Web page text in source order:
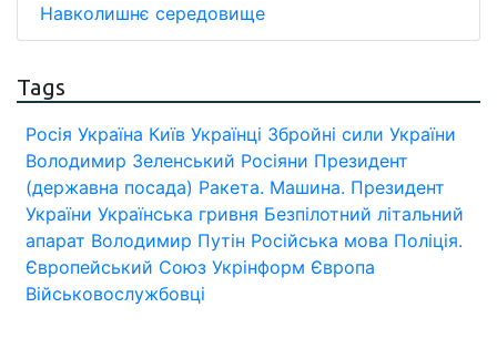
Навколишнє середовище
Tags
Росія Україна Київ Українці Збройні сили України
Володимир Зеленський Росіяни Президент
(державна посада) Ракета. Машина. Президент
України Українська гривня Безпілотний літальний
апарат Володимир Путін Російська мова Поліція.
Європейський Союз Укрінформ Європа
Військовослужбовці